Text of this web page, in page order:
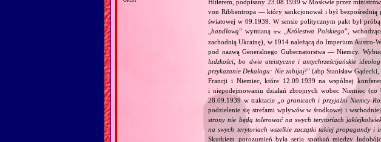
Hitlerem, podpisany 23.08.1939 w Moskwie przez
von Ribbentropa — który sankcjonował i był
światowej w 09.1939. W sensie politycznym pakt był
„handlową” wymianą tzw. Królestwa Polskiego”,
zachodnią Ukrainę), w 1914 należącą do Imperium
pod nazwą Generalnego Gubernatorstwa — Niemcy.
ludzkości, bo dwie ateistyczne i antychrześcijańskie
przykazanie Dekalogu: Nie zabijaj!” (abp Stanisław
Francji i Niemiec, które 12.09.1939 na wspólnej
i niepodejmowaniu działań zbrojnych wobec Niemiec (co
28.09.1939 w traktacie „ o granicach i przyjaźni
podzielenie się strefami wpływów w środkowej i
strony nie będą tolerować na swych terytoriach
na swych terytoriach wszelkie zaczątki takiej propagandy i
Skutkiem porozumień była seria spotkań między